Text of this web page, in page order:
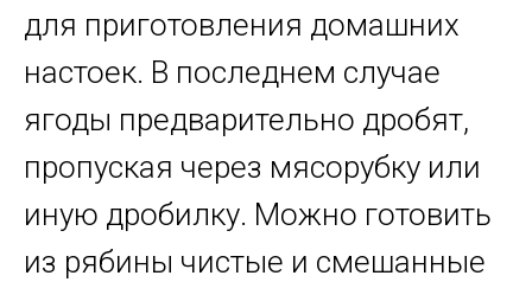
для приготовления домашних
настоек. В последнем случае
ягоды предварительно дробят,
пропуская через мясорубку или
иную дробилку. Можно готовить
из рябины чистые и смешанные